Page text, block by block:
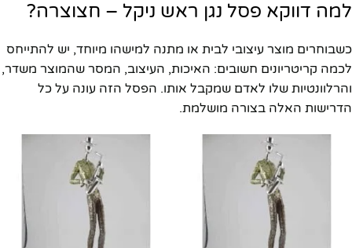
למה דווקא פסל נגן ראש ניקל – חצוצרה?
כשבוחרים מוצר עיצובי לבית או מתנה למישהו מיוחד, יש להתייחס
לכמה קריטריונים חשובים: האיכות, העיצוב, המסר שהמוצר משדר,
והרלוונטיות שלו לאדם שמקבל אותו. הפסל הזה עונה על כל
הדרישות האלה בצורה מושלמת.